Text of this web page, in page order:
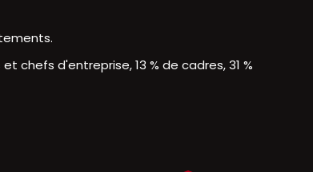
chefs d'entreprise, 13 % de cadres, 31 %